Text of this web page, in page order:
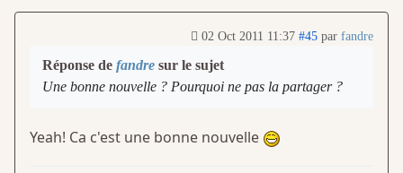
02 Oct 2011 11:37 #45 par fandre
Réponse de fandre sur le sujet
Une bonne nouvelle ? Pourquoi ne pas la partager ?
Yeah! Ca c'est une bonne nouvelle